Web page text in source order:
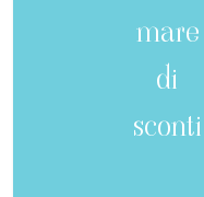
mare
di
sconti